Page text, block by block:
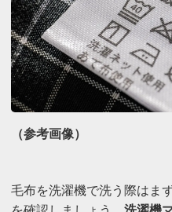
（参考画像）
毛布を洗濯機で洗う際はま